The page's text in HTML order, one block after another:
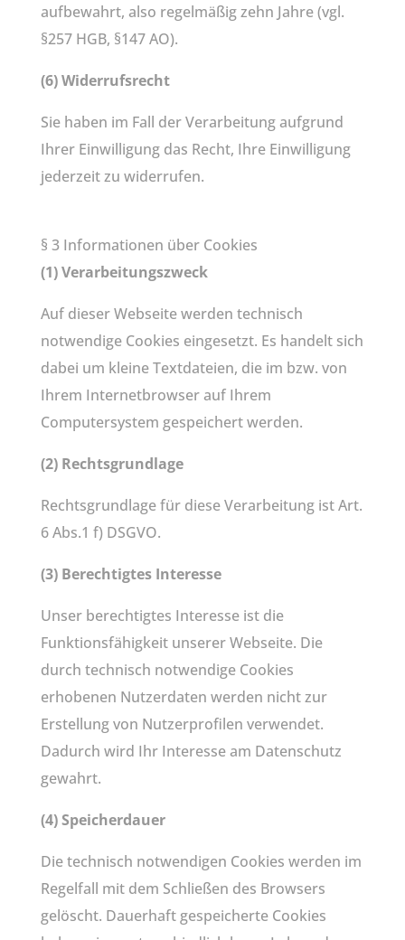
aufbewahrt, also regelmäßig zehn Jahre (vgl.
§257 HGB, §147 AO).
(6) Widerrufsrecht
Sie haben im Fall der Verarbeitung aufgrund
Ihrer Einwilligung das Recht, Ihre Einwilligung
jederzeit zu widerrufen.
§ 3 Informationen über Cookies
(1) Verarbeitungszweck
Auf dieser Webseite werden technisch
notwendige Cookies eingesetzt. Es handelt sich
dabei um kleine Textdateien, die im bzw. von
Ihrem Internetbrowser auf Ihrem
Computersystem gespeichert werden.
(2) Rechtsgrundlage
Rechtsgrundlage für diese Verarbeitung ist Art.
6 Abs.1 f) DSGVO.
(3) Berechtigtes Interesse
Unser berechtigtes Interesse ist die
Funktionsfähigkeit unserer Webseite. Die
durch technisch notwendige Cookies
erhobenen Nutzerdaten werden nicht zur
Erstellung von Nutzerprofilen verwendet.
Dadurch wird Ihr Interesse am Datenschutz
gewahrt.
(4) Speicherdauer
Die technisch notwendigen Cookies werden im
Regelfall mit dem Schließen des Browsers
gelöscht. Dauerhaft gespeicherte Cookies